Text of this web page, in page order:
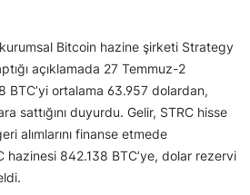
Bitcoin hazine şirketi Strategy
açıklamada 27 Temmuz-2
BTC’yi ortalama 63.957 dolardan,
sattığını duyurdu. Gelir, STRC hisse
alımlarını finanse etmede
hazinesi 842.138 BTC’ye, dolar rezervi